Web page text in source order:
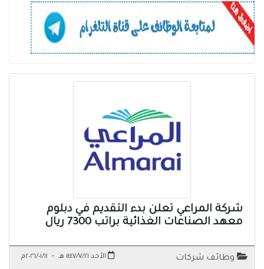
شركة المراعي تعلن بدء التقديم في دبلوم
معهد الصناعات الغذائية براتب 7300 ريال
وظائف شركات الأحد ١٤٤٧/٧/٢١ هـ - ٢٠٢٦/٠١/١١م